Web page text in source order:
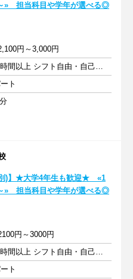
» 担当科目や学年が選べる◎
円～3,000円
週1日以上 1日1時間以上 シフト自由・自己申告
ト
別)】★大学4年生も歓迎★ «1
» 担当科目や学年が選べる◎
円～3000円
週1日以上 1日1時間以上 シフト自由・自己申告
ト